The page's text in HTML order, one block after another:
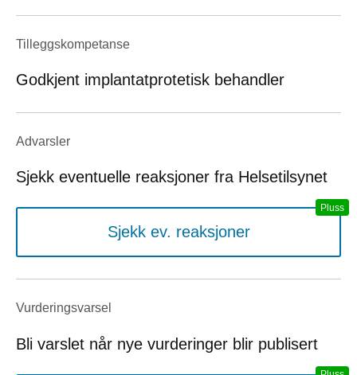
Tilleggskompetanse
Godkjent implantatprotetisk behandler
Advarsler
Sjekk eventuelle reaksjoner fra Helsetilsynet
Sjekk ev. reaksjoner
Vurderings­varsel
Bli varslet når nye vurderinger blir publisert